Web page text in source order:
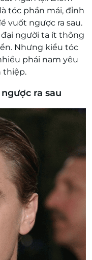
tóc phần mái, đỉnh
vuốt ngược ra sau.
người ta ít thông
Nhưng kiểu tóc
phái nam yêu
thiệp.
ra sau